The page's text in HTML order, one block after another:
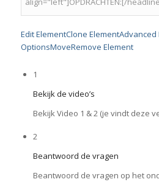
Edit ElementClone ElementAdvanced
OptionsMoveRemove Element
1
Bekijk de video’s
Bekijk Video 1 & 2 (je vindt deze
2
Beantwoord de vragen
Beantwoord de vragen op het